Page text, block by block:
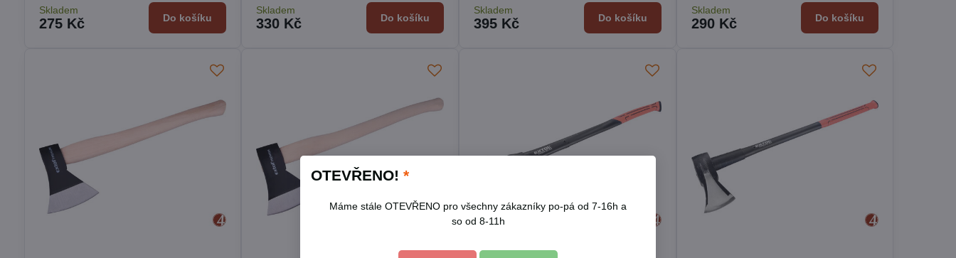
Skladem
275 Kč Do košíku
Skladem
330 Kč Do košíku
Skladem
395 Kč Do košíku
Skladem
290 Kč Do košíku
OTEVŘENO! *
Máme stále OTEVŘENO pro všechny zákazníky po-pá od 7-16h a
so od 8-11h